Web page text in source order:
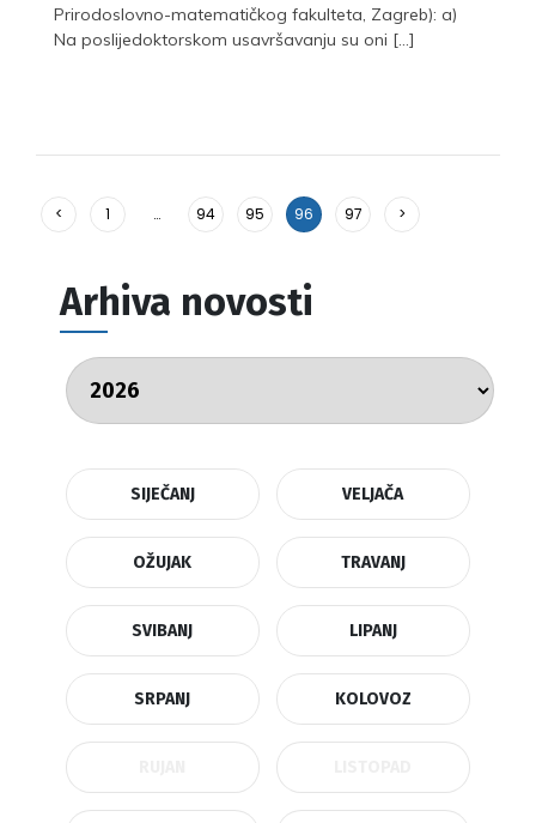
Prirodoslovno-matematičkog fakulteta, Zagreb): a)
Na poslijedoktorskom usavršavanju su oni […]
< 1 … 94 95 96 97 >
Arhiva novosti
SIJEČANJ VELJAČA
OŽUJAK TRAVANJ
SVIBANJ LIPANJ
SRPANJ KOLOVOZ